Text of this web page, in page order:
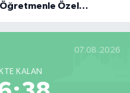
Öğretmenle Özel
07.08.2026
KALAN